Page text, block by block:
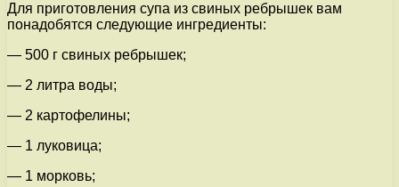
Для приготовления супа из свиных ребрышек вам
понадобятся следующие ингредиенты:
— 500 г свиных ребрышек;
— 2 литра воды;
— 2 картофелины;
— 1 луковица;
— 1 морковь;